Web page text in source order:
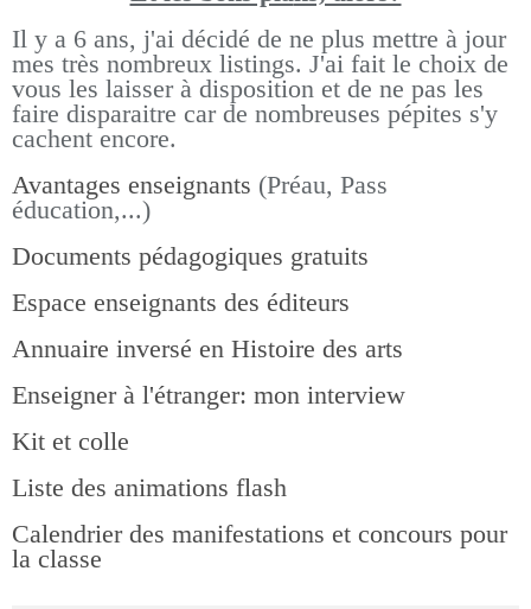
Il y a 6 ans, j'ai décidé de ne plus mettre à jour
mes très nombreux listings. J'ai fait le choix de
vous les laisser à disposition et de ne pas les
faire disparaitre car de nombreuses pépites s'y
cachent encore.
Avantages enseignants (Préau, Pass
éducation,...)
Documents pédagogiques gratuits
Espace enseignants des éditeurs
Annuaire inversé en Histoire des arts
Enseigner à l'étranger: mon interview
Kit et colle
Liste des animations flash
Calendrier des manifestations et concours pour
la classe